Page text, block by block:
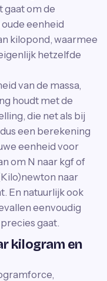
gaat om de
eenheid
kilopond, waarmee
hetzelfde
van de massa,
houdt met de
die net als bij
een berekening
eenheid voor
om N naar kgf of
naar
En natuurlijk ook
eenvoudig
gaat.
kilogram en